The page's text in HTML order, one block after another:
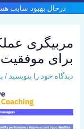
پرش
به
درحال بهبود سایت
برای موفقیت
دیدگاه‌ خود را بنویسید /